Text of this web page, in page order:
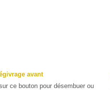
avant
ce bouton pour désembuer ou